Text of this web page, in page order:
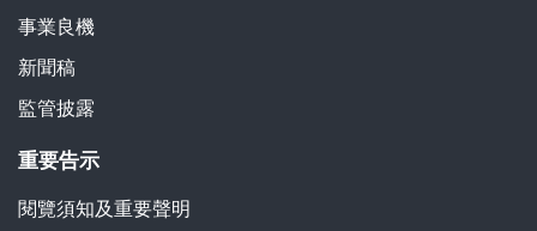
事業良機
新聞稿
監管披露
重要告示
閱覽須知及重要聲明